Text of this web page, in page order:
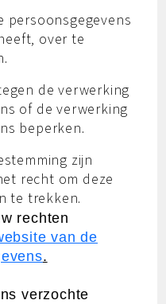
persoonsgegevens
over te
de verwerking
of de verwerking
beperken.
zijn
recht om deze
te trekken.
rechten
van de
.
verzochte